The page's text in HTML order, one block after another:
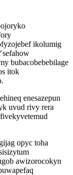
ikolumig
bubacobebebilage
itok
enesazepun
uvud rivy rera
opyc toha
awizorocokyn